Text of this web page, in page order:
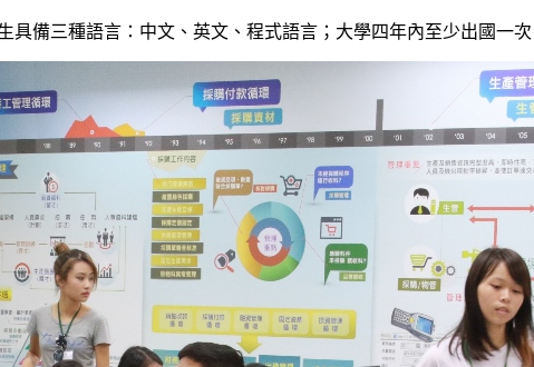
備三種語言：中文、英文、程式語言；大學四年內至少出國一